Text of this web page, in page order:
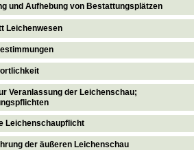
und Aufhebung von Bestattungsplätzen
Leichenwesen
Veranlassung der Leichenschau;
Leichenschaupflicht
der äußeren Leichenschau